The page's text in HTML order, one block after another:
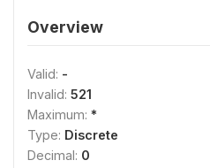
Overview
Valid: -
Invalid: 521
Maximum: *
Type: Discrete
Decimal: 0